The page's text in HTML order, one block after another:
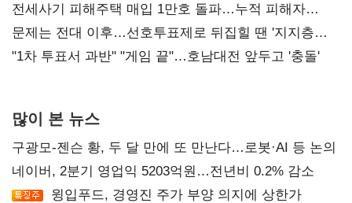
재건"
전세사기 피해주택 매입 1만호 돌파…누적 피해자
4만278명
문제는 전대 이후…선호투표제로 뒤집힐 땐 '지지층
불복'
"1차 투표서 과반" "게임 끝"…호남대전 앞두고 '충돌'
많이 본 뉴스
구광모-젠슨 황, 두 달 만에 또 만난다…로봇·AI 등 논의
네이버, 2분기 영업익 5203억원…전년비 0.2% 감소
윙입푸드, 경영진 주가 부양 의지에 상한가